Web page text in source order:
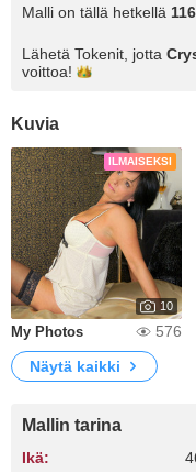
Malli on tällä hetkellä
Lähetä Tokenit, jotta
voittoa!
Kuvia
ILMAISEKSI
10
My Photos
576
Näytä kaikki
Mallin tarina
Ikä: